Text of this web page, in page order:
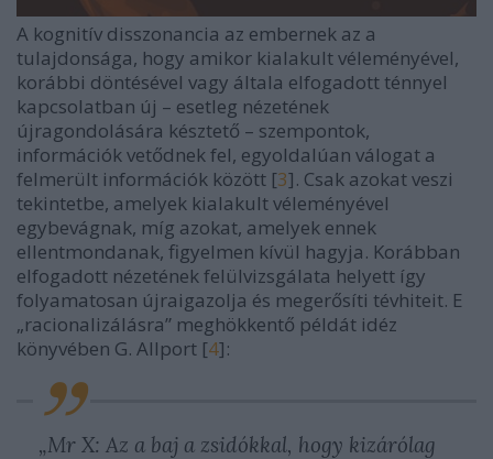
A kognitív disszonancia az embernek az a
tulajdonsága, hogy amikor kialakult véleményével,
korábbi döntésével vagy általa elfogadott ténnyel
kapcsolatban új – esetleg nézetének
újragondolására késztető – szempontok,
információk vetődnek fel, egyoldalúan válogat a
felmerült információk között [3]. Csak azokat veszi
tekintetbe, amelyek kialakult véleményével
egybevágnak, míg azokat, amelyek ennek
ellentmondanak, figyelmen kívül hagyja. Korábban
elfogadott nézetének felülvizsgálata helyett így
folyamatosan újraigazolja és megerősíti tévhiteit. E
„racionalizálásra” meghökkentő példát idéz
könyvében G. Allport [4]:
„Mr X: Az a baj a zsidókkal, hogy kizárólag